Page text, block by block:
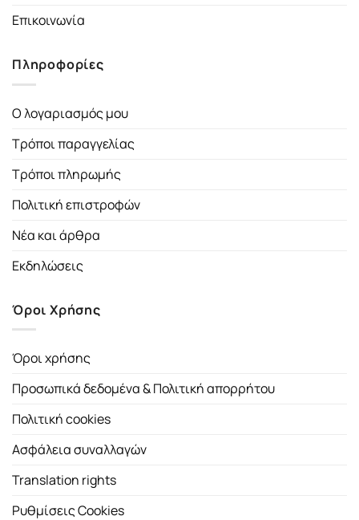
Επικοινωνία
Πληροφορίες
Ο λογαριασμός μου
Τρόποι παραγγελίας
Τρόποι πληρωμής
Πολιτική επιστροφών
Νέα και άρθρα
Εκδηλώσεις
Όροι Χρήσης
Όροι χρήσης
Προσωπικά δεδομένα & Πολιτική απορρήτου
Πολιτική cookies
Ασφάλεια συναλλαγών
Translation rights
Ρυθμίσεις Cookies